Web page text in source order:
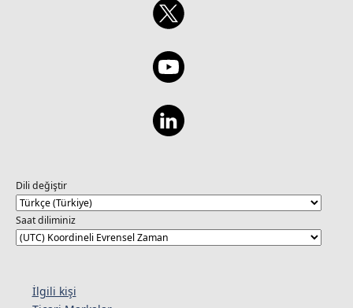
Dili değiştir
Saat diliminiz
İlgili kişi